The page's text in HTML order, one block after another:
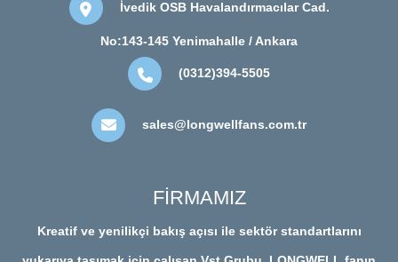
İvedik OSB Havalandırmacılar Cad.
No:143-145 Yenimahalle / Ankara
(0312)394-5505
sales@longwellfans.com.tr
FİRMAMIZ
Kreatif ve yenilikçi bakış açısı ile sektör standartlarını